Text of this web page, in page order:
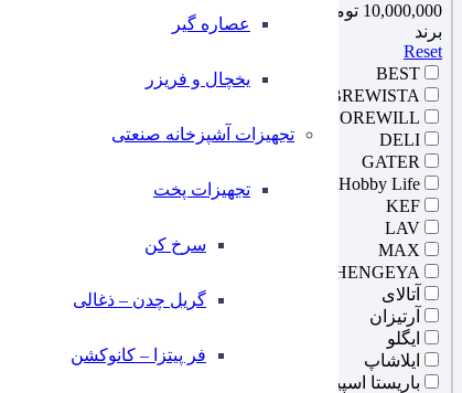
عصاره گیر
یخچال و فریزر
تجهیزات آشپزخانه صنعتی
تجهیزات پخت
سرخ کن
گریل چدن – ذغالی
فر پیتزا – کانوکشن
10,000,000 تومان
برند
Reset
BEST
BREWISTA
COREWILL
DELI
GATER
Hobby Life
KEF
LAV
MAX
SHENGEYA
آتالای
آرتیزان
ایگلو
ایلاشاپ
باریستا اسپیس